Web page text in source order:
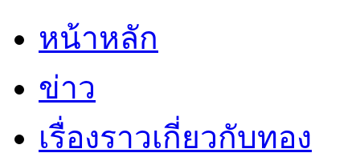
หน้าหลัก
ข่าว
เรื่องราวเกี่ยวกับทอง